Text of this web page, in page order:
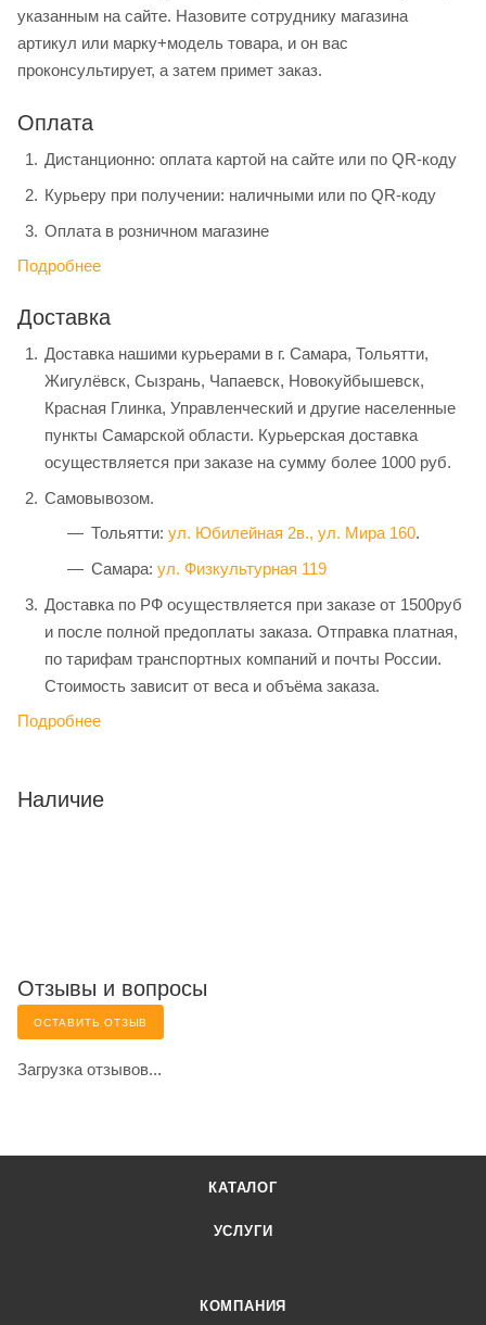
указанным на сайте. Назовите сотруднику магазина
артикул или марку+модель товара, и он вас
проконсультирует, а затем примет заказ.
Оплата
Дистанционно: оплата картой на сайте или по QR-коду
Курьеру при получении: наличными или по QR-коду
Оплата в розничном магазине
Подробнее
Доставка
Доставка нашими курьерами в г. Самара, Тольятти,
Жигулёвск, Сызрань, Чапаевск, Новокуйбышевск,
Красная Глинка, Управленческий и другие населенные
пункты Самарской области. Курьерская доставка
осуществляется при заказе на сумму более 1000 руб.
Самовывозом.
Тольятти: ул. Юбилейная 2в., ул. Мира 160.
Самара: ул. Физкультурная 119
Доставка по РФ осуществляется при заказе от 1500руб
и после полной предоплаты заказа. Отправка платная,
по тарифам транспортных компаний и почты России.
Стоимость зависит от веса и объёма заказа.
Подробнее
Наличие
Отзывы и вопросы
ОСТАВИТЬ ОТЗЫВ
Загрузка отзывов...
КАТАЛОГ
УСЛУГИ
КОМПАНИЯ